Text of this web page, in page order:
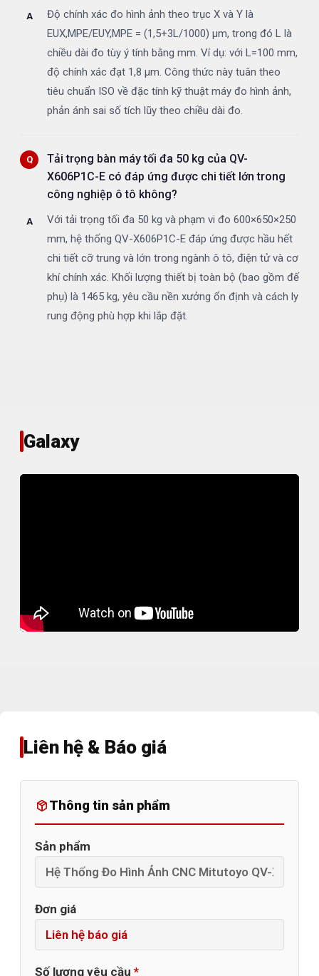
Độ chính xác đo hình ảnh theo trục X và Y là
EUX,MPE/EUY,MPE = (1,5+3L/1000) µm, trong đó L là
chiều dài đo tùy ý tính bằng mm. Ví dụ: với L=100 mm,
độ chính xác đạt 1,8 µm. Công thức này tuân theo
tiêu chuẩn ISO về đặc tính kỹ thuật máy đo hình ảnh,
phản ánh sai số tích lũy theo chiều dài đo.
Tải trọng bàn máy tối đa 50 kg của QV-
X606P1C-E có đáp ứng được chi tiết lớn trong
công nghiệp ô tô không?
Với tải trọng tối đa 50 kg và phạm vi đo 600×650×250
mm, hệ thống QV-X606P1C-E đáp ứng được hầu hết
chi tiết cỡ trung và lớn trong ngành ô tô, điện tử và cơ
khí chính xác. Khối lượng thiết bị toàn bộ (bao gồm đế
phụ) là 1465 kg, yêu cầu nền xưởng ổn định và cách ly
rung động phù hợp khi lắp đặt.
Galaxy
Liên hệ & Báo giá
Thông tin sản phẩm
Sản phẩm
Đơn giá
Số lượng yêu cầu *